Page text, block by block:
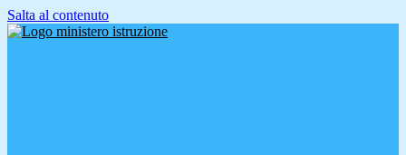
Salta al contenuto